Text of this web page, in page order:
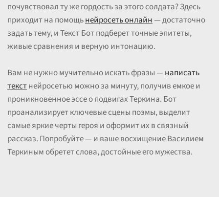
почувствовал ту же гордость за этого солдата? Здесь
приходит на помощьнейросеть онлайн— достаточно
задать тему, и Текст Бот подберет точные эпитеты,
живые сравнения и верную интонацию.
Вам не нужно мучительно искать фразы —написать
текстнейросетью можно за минуту, получив емкое и
проникновенное эссе о подвигах Теркина. Бот
проанализирует ключевые сцены поэмы, выделит
самые яркие черты героя и оформит их в связный
рассказ. Попробуйте — и ваше восхищение Василием
Теркиным обретет слова, достойные его мужества.